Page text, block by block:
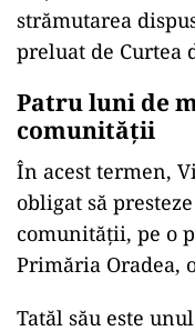
Conform
furnizau date
singur în
dintre aceștia l-ar
contravenționale.
Hotărârea
nefiind definitivă,
inițial, la Curtea